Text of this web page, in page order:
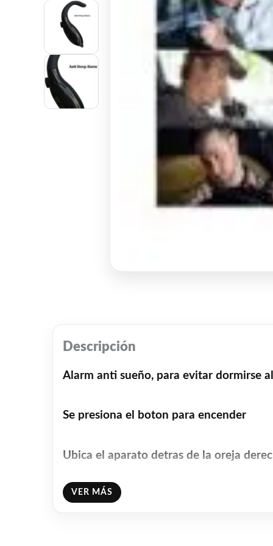
Descripción
Alarm anti sueño, para evitar dormirse
Se presiona el boton para encender
Ubica el aparato detras de la oreja
El correcto funcionamiento del aparato
VER MÁS